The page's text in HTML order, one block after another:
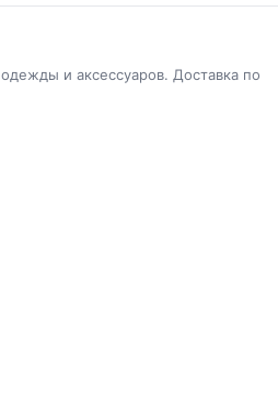
и аксессуаров. Доставка по